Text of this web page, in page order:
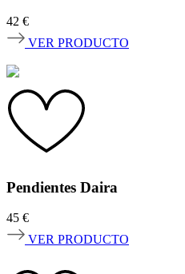
42 €
VER PRODUCTO
Pendientes Daira
45 €
VER PRODUCTO